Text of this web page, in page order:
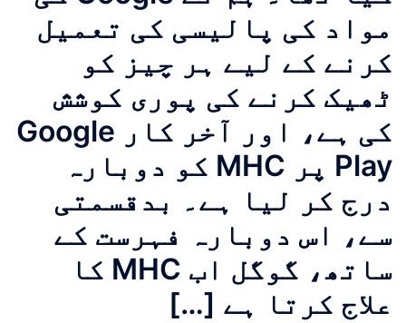
مواد کی پالیسی کی تعمیل
کرنے کے لیے ہر چیز کو
ٹھیک کرنے کی پوری کوشش
کی ہے، اور آخر کار Google
Play پر MHC کو دوبارہ
درج کر لیا ہے۔ بدقسمتی
سے، اس دوبارہ فہرست کے
ساتھ، گوگل اب MHC کا
علاج کرتا ہے […]